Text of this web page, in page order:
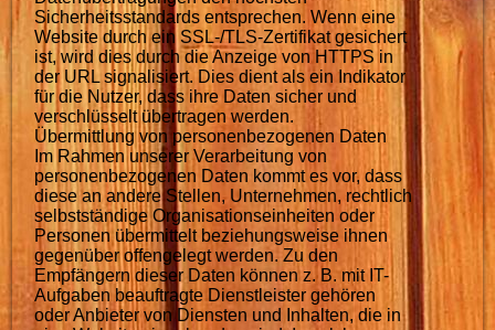
Sicherheitsstandards entsprechen. Wenn eine
Website durch ein SSL-/TLS-Zertifikat gesichert
ist, wird dies durch die Anzeige von HTTPS in
der URL signalisiert. Dies dient als ein Indikator
für die Nutzer, dass ihre Daten sicher und
verschlüsselt übertragen werden.
Übermittlung von personenbezogenen Daten
Im Rahmen unserer Verarbeitung von
personenbezogenen Daten kommt es vor, dass
diese an andere Stellen, Unternehmen, rechtlich
selbstständige Organisationseinheiten oder
Personen übermittelt beziehungsweise ihnen
gegenüber offengelegt werden. Zu den
Empfängern dieser Daten können z. B. mit IT-
Aufgaben beauftragte Dienstleister gehören
oder Anbieter von Diensten und Inhalten, die in